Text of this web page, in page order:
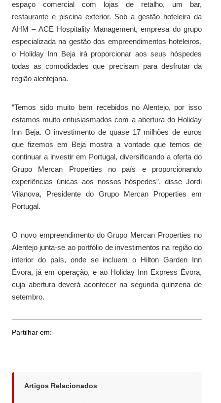
espaço comercial com lojas de retalho, um bar,
restaurante e piscina exterior. Sob a gestão hoteleira da
AHM – ACE Hospitality Management, empresa do grupo
especializada na gestão dos empreendimentos hoteleiros,
o Holiday Inn Beja irá proporcionar aos seus hóspedes
todas as comodidades que precisam para desfrutar da
região alentejana.
“Temos sido muito bem recebidos no Alentejo, por isso
estamos muito entusiasmados com a abertura do Holiday
Inn Beja. O investimento de quase 17 milhões de euros
que fizemos em Beja mostra a vontade que temos de
continuar a investir em Portugal, diversificando a oferta do
Grupo Mercan Properties no país e proporcionando
experiências únicas aos nossos hóspedes”, disse Jordi
Vilanova, Presidente do Grupo Mercan Properties em
Portugal.
O novo empreendimento do Grupo Mercan Properties no
Alentejo junta-se ao portfólio de investimentos na região do
interior do país, onde se incluem o Hilton Garden Inn
Évora, já em operação, e ao Holiday Inn Express Évora,
cuja abertura deverá acontecer na segunda quinzena de
setembro.
Partilhar em:
Artigos Relacionados